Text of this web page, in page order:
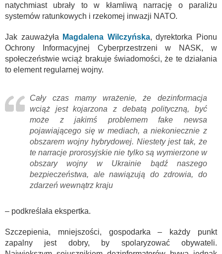
natychmiast ubrały to w kłamliwą narrację o paraliżu
systemów ratunkowych i rzekomej inwazji NATO.
Jak zauważyła Magdalena Wilczyńska, dyrektorka Pionu
Ochrony Informacyjnej Cyberprzestrzeni w NASK, w
społeczeństwie wciąż brakuje świadomości, że te działania
to element regularnej wojny.
Cały czas mamy wrażenie, że dezinformacja
wciąż jest kojarzona z debatą polityczną, być
może z jakimś problemem fake newsa
pojawiającego się w mediach, a niekoniecznie z
obszarem wojny hybrydowej. Niestety jest tak, że
te narracje prorosyjskie nie tylko są wymierzone w
obszary wojny w Ukrainie bądź naszego
bezpieczeństwa, ale nawiązują do zdrowia, do
zdarzeń wewnątrz kraju
– podkreślała ekspertka.
Szczepienia, mniejszości, gospodarka – każdy punkt
zapalny jest dobry, by spolaryzować obywateli.